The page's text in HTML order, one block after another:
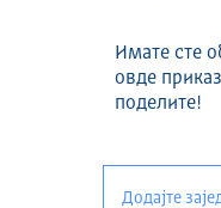
Имате сте
овде
поделите!
Додајте